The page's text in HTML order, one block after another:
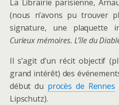
La Librairie parisienne,
(nous n’avons pu trouver
signature, une plaquette
Curieux mémoires. L’île du
Il s’agit d’un récit objectif
grand intérêt) des
début du procès de Rennes
Lipschutz).